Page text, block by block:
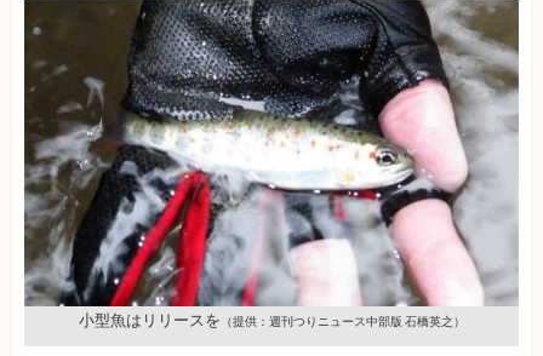
小型魚はリリースを （提供：週刊つりニュース中部版 石橋英之）